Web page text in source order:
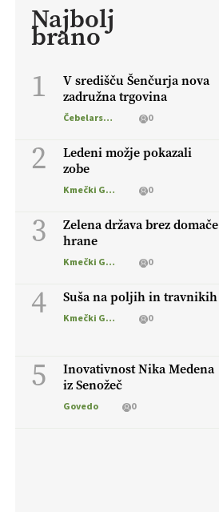
Najbolj
brano
1
V središču Šenčurja nova
zadružna trgovina
Čebelarstvo 0
2
Ledeni možje pokazali
zobe
Kmečki Glas 0
3
Zelena država brez domače
hrane
Kmečki Glas 0
4 Suša na poljih in travnikih
Kmečki Glas 0
5
Inovativnost Nika Medena
iz Senožeč
Govedo 0